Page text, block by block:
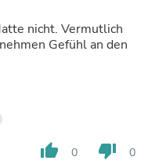
nicht. Vermutlich
Gefühl an den
thumb_up 0 thumb_down 0